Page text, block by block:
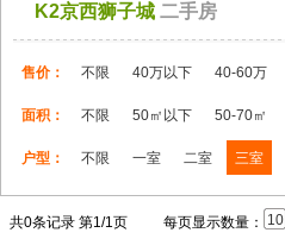
K2京西狮子城 二手房
售价： 不限 40万以下 40-60万
面积： 不限 50㎡以下 50-70㎡
户型： 不限 一室 二室 三室
共0条记录 第1/1页 每页显示数量： 10